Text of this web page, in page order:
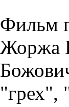
Фильм
Жоржа
"грех",